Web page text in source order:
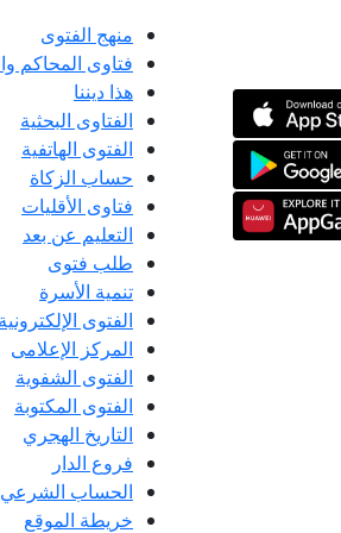
منهج الفتوى
فتاوى المحاكم
هذا ديننا
الفتاوى البحثية
الفتوى الهاتفية
حساب الزكاة
فتاوى الأقليات
التعليم عن بعد
طلب فتوى
تنمية الأسرة
الفتوى الإلكترونية
المركز الإعلامى
الفتوى الشفوية
الفتوى المكتوبة
التاريخ الهجري
فروع الدار
الحساب الشرعي
خريطة الموقع